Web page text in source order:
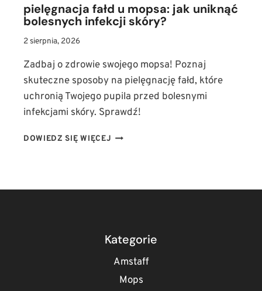
pielęgnacja fałd u mopsa: jak uniknąć
bolesnych infekcji skóry?
2 sierpnia, 2026
Zadbaj o zdrowie swojego mopsa! Poznaj
skuteczne sposoby na pielęgnację fałd, które
uchronią Twojego pupila przed bolesnymi
infekcjami skóry. Sprawdź!
DOWIEDZ SIĘ WIĘCEJ PIELĘGNACJA
SKÓRY?
Kategorie
Amstaff
Mops